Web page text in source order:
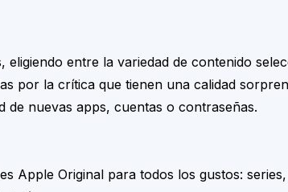
entre la variedad de contenido
por la crítica que tienen una calidad
de nuevas apps, cuentas o contraseñas.
Apple Original para todos los gustos: